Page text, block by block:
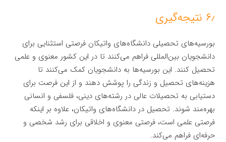
۶٫ نتیجه‌گیری
بورسیه‌های تحصیلی دانشگاه‌های واتیکان فرصتی استثنایی برای
دانشجویان بین‌المللی فراهم می‌کنند تا در این کشور معنوی و علمی
تحصیل کنند. این بورسیه‌ها به دانشجویان کمک می‌کنند تا
هزینه‌های تحصیل و زندگی را پوشش دهند و از این فرصت برای
دستیابی به تحصیلات عالی در رشته‌های دینی، فلسفی و انسانی
بهره‌مند شوند. تحصیل در دانشگاه‌های واتیکان، علاوه بر اینکه
فرصتی علمی است، فرصتی معنوی و اخلاقی برای رشد شخصی و
حرفه‌ای فراهم می‌کند.